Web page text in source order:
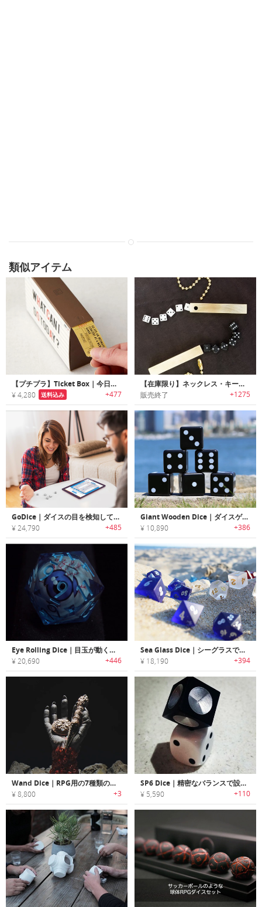
類似アイテム
【プチプラ】Ticket Box｜今日やることを決めてくれるチケットボックス
¥ 4,280 送料込み +477
【在庫限り】ネックレス・キーチェーンとして持ち運べるダイス「トラベルダイス」
販売終了 +1275
GoDice｜ダイスの目を検知して自動でスコアリングするスマートダイス「Goダイス」
¥ 24,790 +485
Giant Wooden Dice｜ダイスゲームを盛り上げるウッド製ジャンボダイス
¥ 10,890 +386
Eye Rolling Dice｜目玉が動くちょいグロなダイスセット
¥ 20,690 +446
Sea Glass Dice｜シーグラスで作られたRPGダイスセット「シーグラスダイス」
¥ 18,190 +394
Wand Dice｜RPG用の7種類の多面ダイスが一本に集結
¥ 8,800 +3
SP6 Dice｜精密なバランスで設計されたシャープエッジメタルダイス「SP6」
¥ 5,590 +110